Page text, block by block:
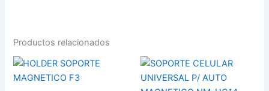
Productos relacionados
HOLDER
SOPORTE
SOPORTE
CELULAR